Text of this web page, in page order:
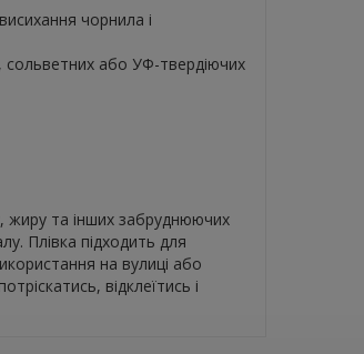
чорнила і
або УФ-твердіючих
жиру та інших забруднюючих
Плівка підходить для
на вулиці або
відклеїтись і